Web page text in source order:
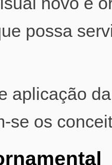
possa
aplicação
se os